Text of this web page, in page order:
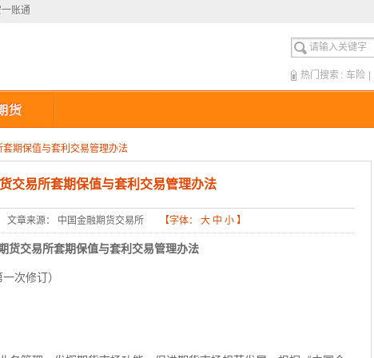
账通
一账通
热门搜索 : 车险
期保值与套利交易管理办法
交易所套期保值与套利交易管理办法
文章来源： 中国金融期货交易所 【字体： 大 中 小 】
货交易所套期保值与套利交易管理办法
次修订）